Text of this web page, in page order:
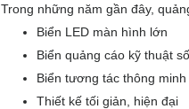
Trong những năm gần đây,
Biển LED màn hình lớn
Biển quảng cáo kỹ thuật số
Biển tương tác thông minh
Thiết kế tối giản, hiện đại